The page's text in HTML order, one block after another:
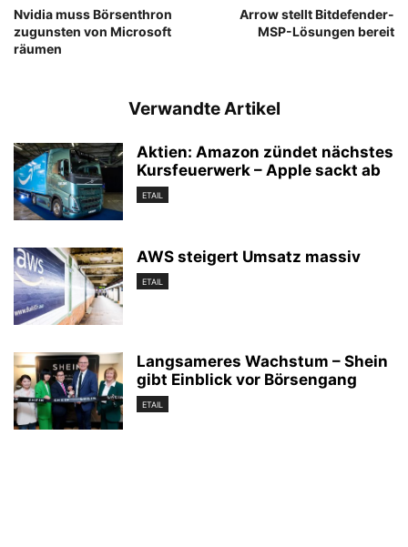
Nvidia muss Börsenthron
zugunsten von Microsoft
räumen
Arrow stellt Bitdefender-
MSP-Lösungen bereit
Verwandte Artikel
Aktien: Amazon zündet nächstes
Kursfeuerwerk – Apple sackt ab
ETAIL
AWS steigert Umsatz massiv
ETAIL
Langsameres Wachstum – Shein
gibt Einblick vor Börsengang
ETAIL